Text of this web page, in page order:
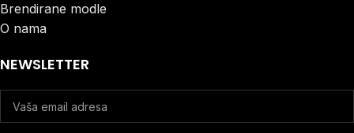
Brendirane modle
O nama
NEWSLETTER